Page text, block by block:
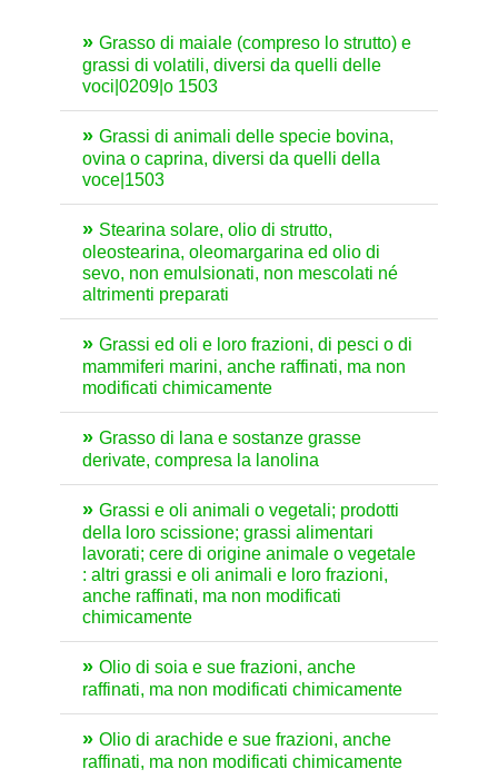
Grasso di maiale (compreso lo strutto) e
grassi di volatili, diversi da quelli delle
voci|0209|o 1503
Grassi di animali delle specie bovina,
ovina o caprina, diversi da quelli della
voce|1503
Stearina solare, olio di strutto,
oleostearina, oleomargarina ed olio di
sevo, non emulsionati, non mescolati né
altrimenti preparati
Grassi ed oli e loro frazioni, di pesci o di
mammiferi marini, anche raffinati, ma non
modificati chimicamente
Grasso di lana e sostanze grasse
derivate, compresa la lanolina
Grassi e oli animali o vegetali; prodotti
della loro scissione; grassi alimentari
lavorati; cere di origine animale o vegetale
: altri grassi e oli animali e loro frazioni,
anche raffinati, ma non modificati
chimicamente
Olio di soia e sue frazioni, anche
raffinati, ma non modificati chimicamente
Olio di arachide e sue frazioni, anche
raffinati, ma non modificati chimicamente